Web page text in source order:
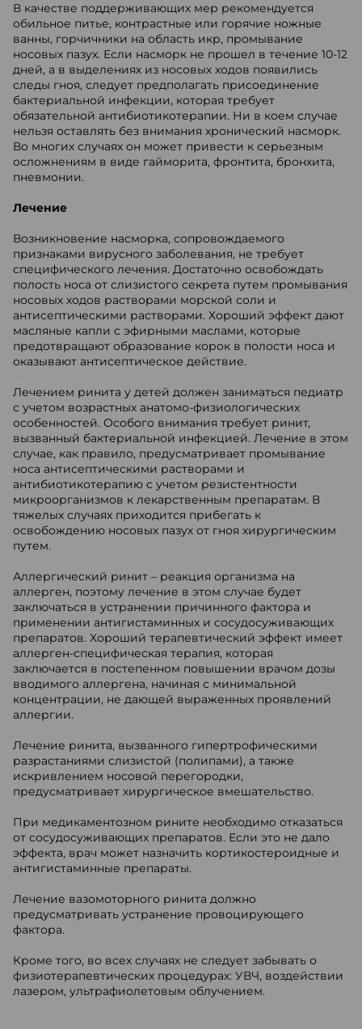
В качестве поддерживающих мер рекомендуется
обильное питье, контрастные или горячие ножные
ванны, горчичники на область икр, промывание
носовых пазух. Если насморк не прошел в течение 10-12
дней, а в выделениях из носовых ходов появились
следы гноя, следует предполагать присоединение
бактериальной инфекции, которая требует
обязательной антибиотикотерапии. Ни в коем случае
нельзя оставлять без внимания хронический насморк.
Во многих случаях он может привести к серьезным
осложнениям в виде гайморита, фронтита, бронхита,
пневмонии.
Лечение
Возникновение насморка, сопровождаемого
признаками вирусного заболевания, не требует
специфического лечения. Достаточно освобождать
полость носа от слизистого секрета путем промывания
носовых ходов растворами морской соли и
антисептическими растворами. Хороший эффект дают
масляные капли с эфирными маслами, которые
предотвращают образование корок в полости носа и
оказывают антисептическое действие.
Лечением ринита у детей должен заниматься педиатр
с учетом возрастных анатомо-физиологических
особенностей. Особого внимания требует ринит,
вызванный бактериальной инфекцией. Лечение в этом
случае, как правило, предусматривает промывание
носа антисептическими растворами и
антибиотикотерапию с учетом резистентности
микроорганизмов к лекарственным препаратам. В
тяжелых случаях приходится прибегать к
освобождению носовых пазух от гноя хирургическим
путем.
Аллергический ринит – реакция организма на
аллерген, поэтому лечение в этом случае будет
заключаться в устранении причинного фактора и
применении антигистаминных и сосудосуживающих
препаратов. Хороший терапевтический эффект имеет
аллерген-специфическая терапия, которая
заключается в постепенном повышении врачом дозы
вводимого аллергена, начиная с минимальной
концентрации, не дающей выраженных проявлений
аллергии.
Лечение ринита, вызванного гипертрофическими
разрастаниями слизистой (полипами), а также
искривлением носовой перегородки,
предусматривает хирургическое вмешательство.
При медикаментозном рините необходимо отказаться
от сосудосуживающих препаратов. Если это не дало
эффекта, врач может назначить кортикостероидные и
антигистаминные препараты.
Лечение вазомоторного ринита должно
предусматривать устранение провоцирующего
фактора.
Кроме того, во всех случаях не следует забывать о
физиотерапевтических процедурах: УВЧ, воздействии
лазером, ультрафиолетовым облучением.